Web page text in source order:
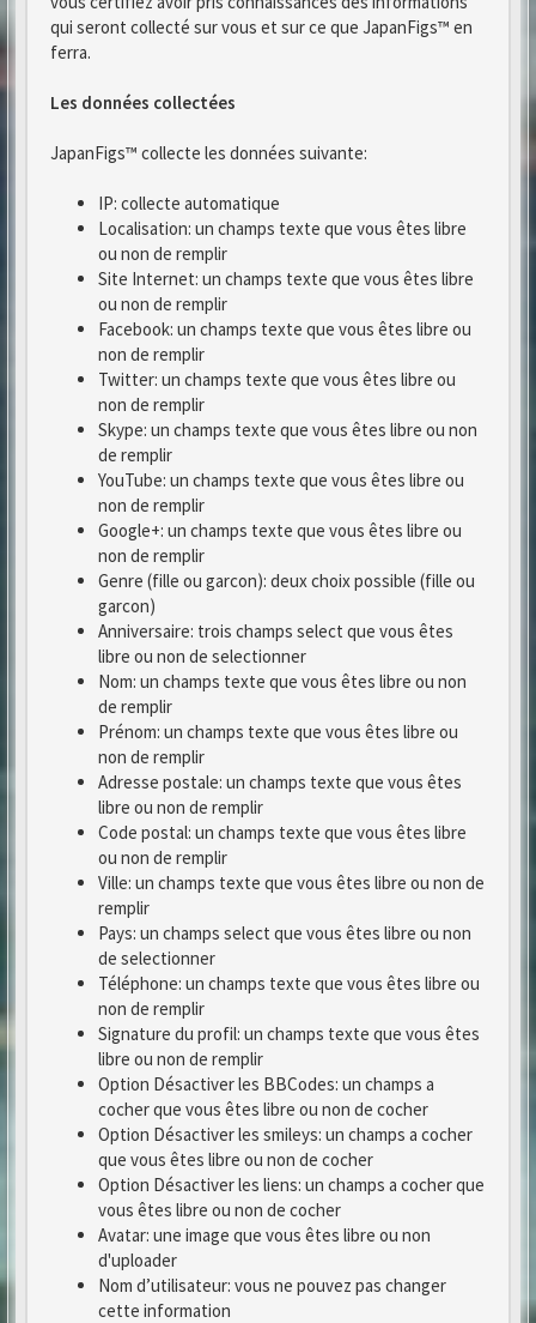
qui seront collecté sur vous et sur ce que JapanFigs™ en
ferra.
Les données collectées
JapanFigs™ collecte les données suivante:
IP: collecte automatique
Localisation: un champs texte que vous êtes libre
ou non de remplir
Site Internet: un champs texte que vous êtes libre
ou non de remplir
Facebook: un champs texte que vous êtes libre ou
non de remplir
Twitter: un champs texte que vous êtes libre ou
non de remplir
Skype: un champs texte que vous êtes libre ou non
de remplir
YouTube: un champs texte que vous êtes libre ou
non de remplir
Google+: un champs texte que vous êtes libre ou
non de remplir
Genre (fille ou garcon): deux choix possible (fille ou
garcon)
Anniversaire: trois champs select que vous êtes
libre ou non de selectionner
Nom: un champs texte que vous êtes libre ou non
de remplir
Prénom: un champs texte que vous êtes libre ou
non de remplir
Adresse postale: un champs texte que vous êtes
libre ou non de remplir
Code postal: un champs texte que vous êtes libre
ou non de remplir
Ville: un champs texte que vous êtes libre ou non de
remplir
Pays: un champs select que vous êtes libre ou non
de selectionner
Téléphone: un champs texte que vous êtes libre ou
non de remplir
Signature du profil: un champs texte que vous êtes
libre ou non de remplir
Option Désactiver les BBCodes: un champs a
cocher que vous êtes libre ou non de cocher
Option Désactiver les smileys: un champs a cocher
que vous êtes libre ou non de cocher
Option Désactiver les liens: un champs a cocher que
vous êtes libre ou non de cocher
Avatar: une image que vous êtes libre ou non
d'uploader
Nom d’utilisateur: vous ne pouvez pas changer
cette information